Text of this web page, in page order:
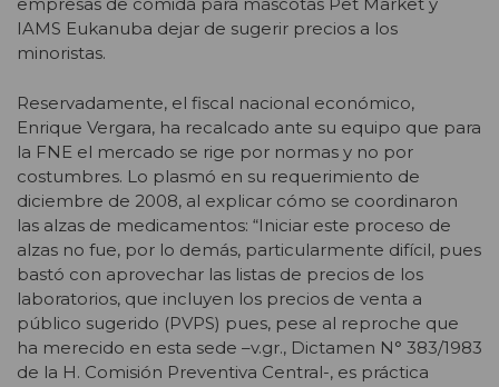
IAMS Eukanuba dejar de sugerir precios a los
minoristas.
Reservadamente, el fiscal nacional económico,
Enrique Vergara, ha recalcado ante su equipo que para
la FNE el mercado se rige por normas y no por
costumbres. Lo plasmó en su requerimiento de
diciembre de 2008, al explicar cómo se coordinaron
las alzas de medicamentos: “Iniciar este proceso de
alzas no fue, por lo demás, particularmente difícil, pues
bastó con aprovechar las listas de precios de los
laboratorios, que incluyen los precios de venta a
público sugerido (PVPS) pues, pese al reproche que
ha merecido en esta sede –v.gr., Dictamen N° 383/1983
de la H. Comisión Preventiva Central-, es práctica